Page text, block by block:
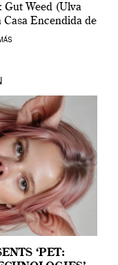
Gut Weed (Ulva
Encendida de
[…]
‘PET: